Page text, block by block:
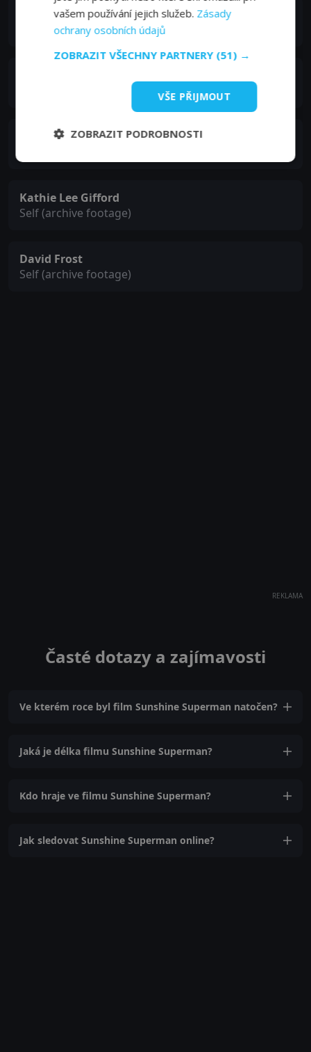
Cecilie Bull
Screening Party Attendee
Jean Boenisch
Kathie Lee Gifford
Self (archive footage)
David Frost
Self (archive footage)
REKLAMA
Časté dotazy a zajímavosti
Ve kterém roce byl film Sunshine Superman natočen?
Jaká je délka filmu Sunshine Superman?
Kdo hraje ve filmu Sunshine Superman?
Jak sledovat Sunshine Superman online?
vašem používání jejich služeb. Zásady
ochrany osobních údajů
ZOBRAZIT VŠECHNY PARTNERY (51) →
VŠE PŘIJMOUT
ZOBRAZIT PODROBNOSTI